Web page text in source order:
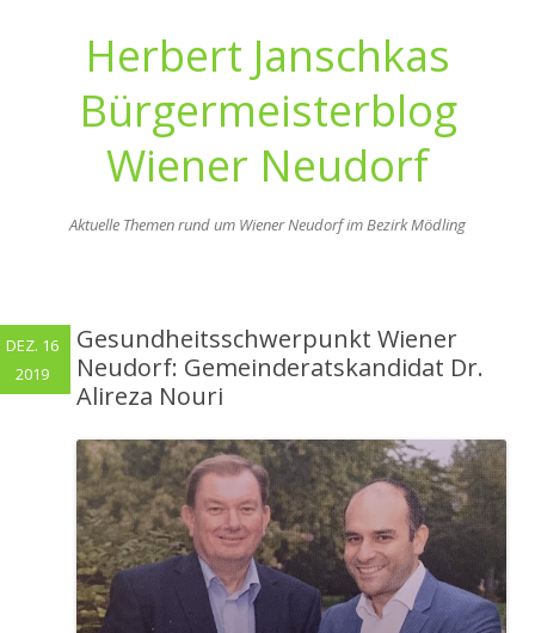
Herbert Janschkas
Bürgermeisterblog
Wiener Neudorf
Aktuelle Themen rund um Wiener Neudorf im Bezirk Mödling
Gesundheitsschwerpunkt Wiener
Neudorf: Gemeinderatskandidat Dr.
Alireza Nouri
DEZ. 16
2019